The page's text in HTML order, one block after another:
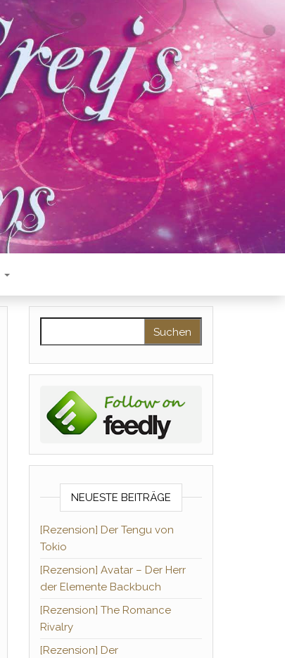
NEUESTE BEITRÄGE
[Rezension] Der Tengu von
Tokio
[Rezension] Avatar – Der Herr
der Elemente Backbuch
[Rezension] The Romance
Rivalry
[Rezension] Der